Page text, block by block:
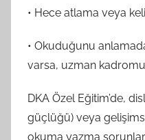
• Hece atlama veya
• Okuduğunu
varsa, uzman
DKA Özel Eğitim’de,
güçlüğü) veya
okuma yazma